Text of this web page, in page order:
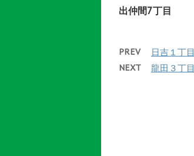
出仲間7丁目
PREV 日吉１丁目
NEXT 龍田３丁目